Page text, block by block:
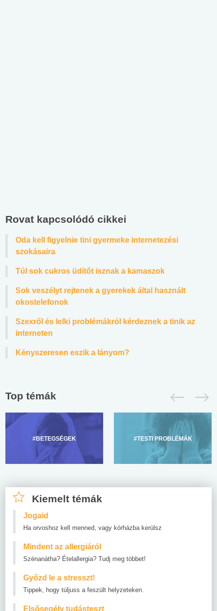
Rovat kapcsolódó cikkei
Oda kell figyelnie tini gyermeke internetezési
szokásaira
Túl sok cukros üdítőt isznak a kamaszok
Sok veszélyt rejtenek a gyerekek által használt
okostelefonok
Szexről és lelki problémákról kérdeznek a tinik az
interneten
Kényszeresen eszik a lányom?
Top témák
#BETEGSÉGEK #TESTI PROBLÉMÁK
Kiemelt témák
Jogaid
Ha orvoshoz kell menned, vagy kórházba kerülsz
Mindent az allergiáról
Szénanátha? Ételallergia? Tudj meg többet!
Győzd le a stresszt!
Tippek, hogy túljuss a feszült helyzeteken.
Elsősegély tudásteszt